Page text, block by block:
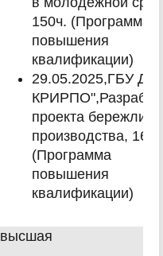
150ч. (Программа
повышения
квалификации)
29.05.2025,ГБУ
проекта
производства, 16ч.
(Программа
повышения
квалификации)
высшая